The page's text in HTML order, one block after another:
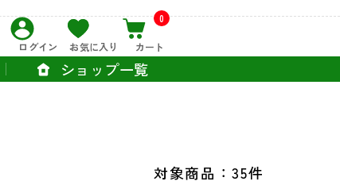
ログイン お気に入り
0
カート
ショップ一覧
対象商品：35件